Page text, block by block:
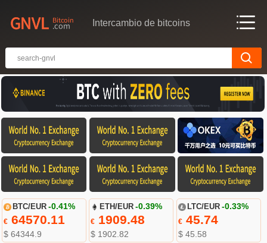
Intercambio de bitcoins
BTC/EUR -0.41%
€64570.11
$ 64344.9
ETH/EUR -0.39%
€ 1909.48
$ 1902.82
LTC/EUR -0.33%
€45.74
$ 45.58